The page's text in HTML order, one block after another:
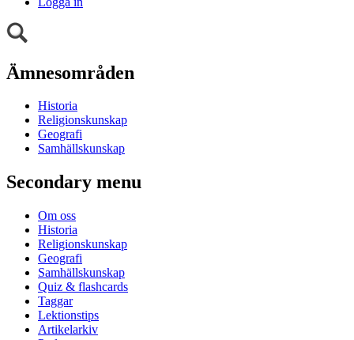
Ämnesområden
Historia
Religionskunskap
Geografi
Samhällskunskap
Secondary menu
Om oss
Historia
Religionskunskap
Geografi
Samhällskunskap
Quiz & flashcards
Taggar
Lektionstips
Artikelarkiv